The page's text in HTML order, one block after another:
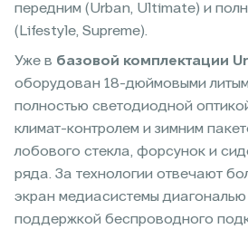
передним (Urban, Ultimate) и
(Lifestyle, Supreme).
Уже в базовой комплектации
оборудован 18-дюймовыми
полностью светодиодной
климат-контролем и зимним
лобового стекла, форсунок и
ряда. За технологии отвечают
экран медиасистемы
поддержкой беспроводного